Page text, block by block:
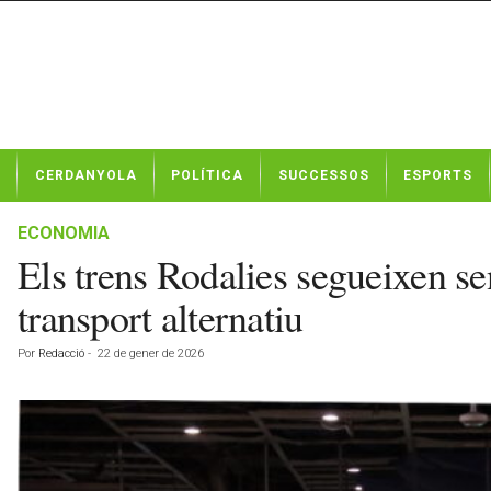
t
CERDANYOLA POLÍTICA SUCCESSOS ESPORTS
ECONOMIA
Els trens Rodalies segueixen
transport alternatiu
Por Redacció - 22 de gener de 2026